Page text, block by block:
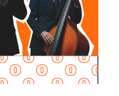
y saberes digitales